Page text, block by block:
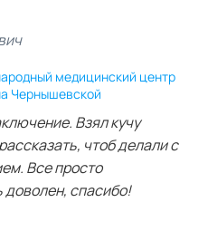
медицинский центр
Чернышевской
Взял кучу
чтоб делали с
Все просто
доволен, спасибо!